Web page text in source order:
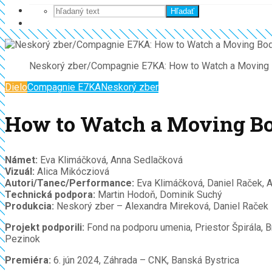
Hľadať
Neskorý zber/Compagnie E7KA: How to Watch a
DieloCompagnie E7KANeskorý zber
How to Watch a Moving
Námet: Eva Klimáčková, Anna Sedlačková
Vizuál: Alica Mikócziová
Autori/Tanec/Performance: Eva Klimáčková, Daniel Raček,
Technická podpora: Martin Hodoň, Dominik Suchý
Produkcia: Neskorý zber – Alexandra Mireková, Daniel Raček
Projekt podporili: Fond na podporu umenia, Priestor Špirála,
Pezinok
Premiéra: 6. jún 2024, Záhrada – CNK, Banská Bystrica